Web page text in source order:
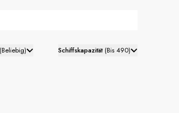
(Beliebig) Schiffskapazität (Bis 490)